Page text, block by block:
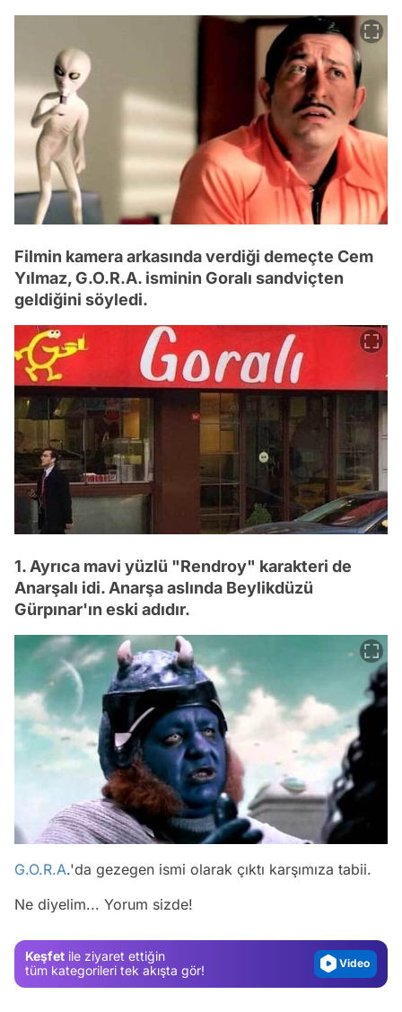
Filmin kamera arkasında verdiği demeçte Cem
Yılmaz, G.O.R.A. isminin Goralı sandviçten
geldiğini söyledi.
1. Ayrıca mavi yüzlü "Rendroy" karakteri de
Anarşalı idi. Anarşa aslında Beylikdüzü
Gürpınar'ın eski adıdır.
G.O.R.A.'da gezegen ismi olarak çıktı karşımıza tabii.
Ne diyelim... Yorum sizde!
Keşfet ile ziyaret ettiğin
tüm kategorileri tek akışta gör!
Video
Test
Video